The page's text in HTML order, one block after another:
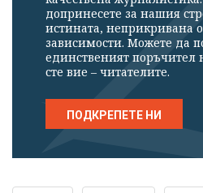
допринесете за нашия
истината, неприкривана
зависимости. Можете да
единственият поръчител
сте вие – читателите.
ПОДКРЕПЕТЕ НИ